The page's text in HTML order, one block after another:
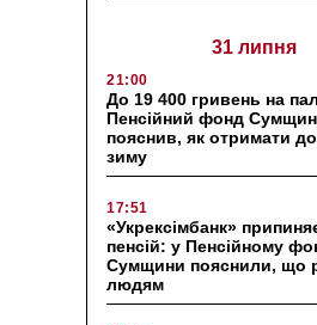
31 липня
21:00
До 19 400 гривень на
Пенсійний фонд
пояснив, як отримати
зиму
17:51
«Укрексімбанк»
пенсій: у Пенсійному
Сумщини пояснили, що
людям